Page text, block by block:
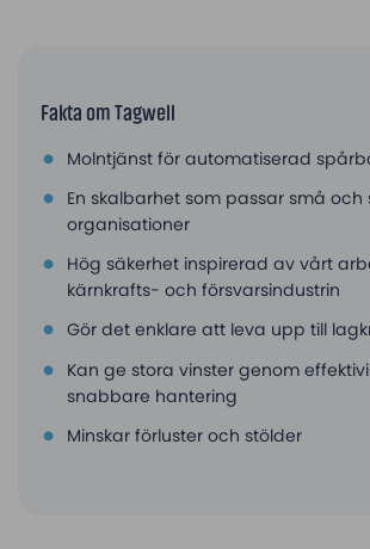
Fakta om Tagwell
Molntjänst för automatiserad
En skalbarhet som passar små och
organisationer
Hög säkerhet inspirerad av vårt
kärnkrafts- och försvarsindustrin
Gör det enklare att leva upp till
Kan ge stora vinster genom
snabbare hantering
Minskar förluster och stölder